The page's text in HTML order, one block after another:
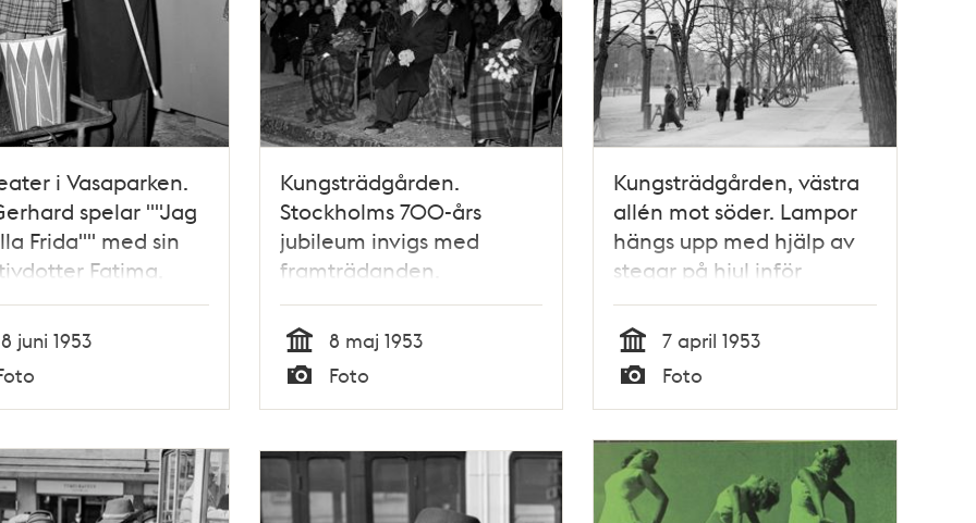
i Vasaparken.
spelar ""Jag
Frida"" med sin
Fatima,
av
700-års
juni 1953
Kungsträdgården.
Stockholms 700-års
jubileum invigs med
framträdanden.
Kungaparet och
prinsessan Sibylla sitter
inlindade i filtar och tittar
Tid
8 maj 1953
Typ
Foto
Kungsträdgården, västra
allén mot söder. Lampor
hängs upp med hjälp av
stegar på hjul inför
firandet av Stockholms
700-års jubileum
Tid
7 april 1953
Typ
Foto